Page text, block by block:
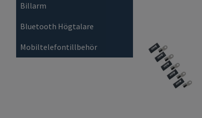
Billarm
Bluetooth Högtalare
Mobiltelefontillbehör